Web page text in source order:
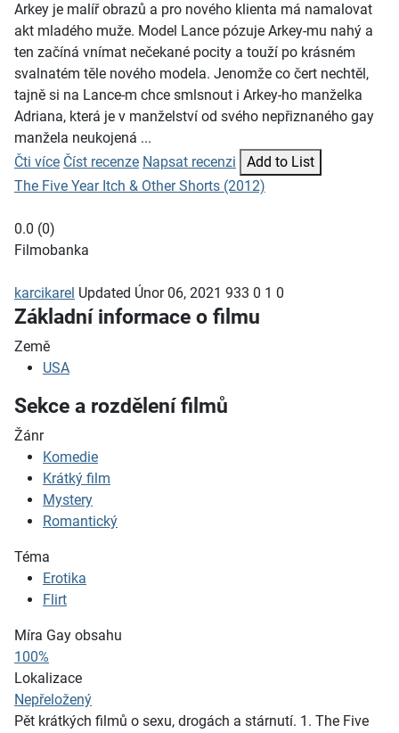
Arkey je malíř obrazů a pro nového klienta má namalovat
akt mladého muže. Model Lance pózuje Arkey-mu nahý a
ten začíná vnímat nečekané pocity a touží po krásném
svalnatém těle nového modela. Jenomže co čert nechtěl,
tajně si na Lance-m chce smlsnout i Arkey-ho manželka
Adriana, která je v manželství od svého nepřiznaného gay
manžela neukojená ...
Čti více Číst recenze Napsat recenzi
Add to List
The Five Year Itch & Other Shorts (2012)
0.0 (0)
Filmobanka
karcikarel Updated Únor 06, 2021 933 0 1 0
Základní informace o filmu
Země
USA
Sekce a rozdělení filmů
Žánr
Komedie
Krátký film
Mystery
Romantický
Téma
Erotika
Flirt
Míra Gay obsahu
100%
Lokalizace
Nepřeložený
Pět krátkých filmů o sexu, drogách a stárnutí. 1. The Five